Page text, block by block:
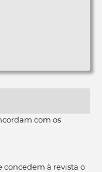
com os
concedem à revista o